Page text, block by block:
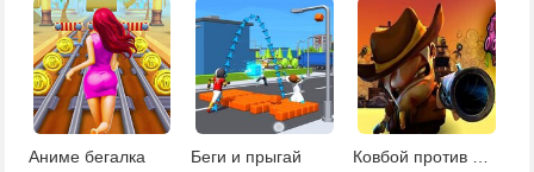
Аниме бегалка Беги и прыгай